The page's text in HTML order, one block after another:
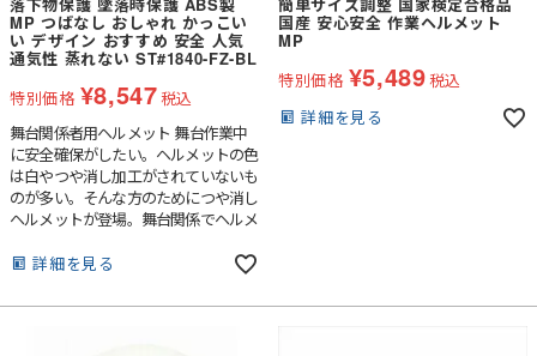
MP つばなし おしゃれ かっこい
い デザイン おすすめ 安全 人気
通気性 蒸れない ST#1840-FZ-BL
特別価格 ¥8,547税込
舞台関係者用ヘルメット 舞台作業中
に安全確保がしたい。ヘルメットの色
は白やつや消し加工がされていないも
のが多い。そんな方のためにつや消し
ヘルメットが登場。舞台関係でヘルメ
うことが求められます。こちらのヘル
ットブラックを採用しており、照明が
詳細を見る
国産 安心安全 作業ヘルメット
MP
特別価格 ¥5,489税込
詳細を見る